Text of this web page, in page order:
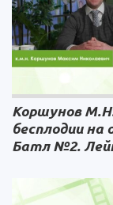
Коршунов
бесплодии на
Батл №2.